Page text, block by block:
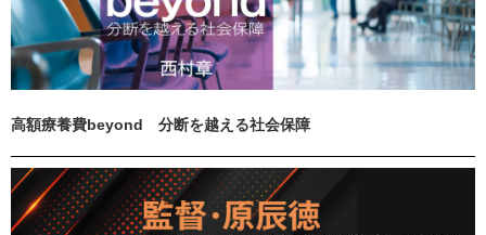
高額療養費beyond 分断を越える社会保障